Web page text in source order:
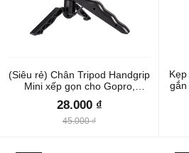
(Siêu rẻ) Chân Tripod Handgrip
Mini xếp gọn cho Gopro,
Sjcam, Xiaomi Yi Action, điện
thoại + đèn led quay phim
28.000 ₫
45.000 ₫
gắn